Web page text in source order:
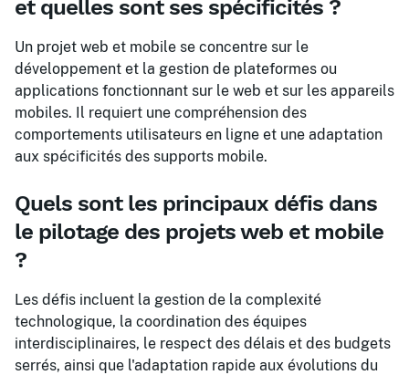
et quelles sont ses spécificités ?
Un projet web et mobile se concentre sur le
développement et la gestion de plateformes ou
applications fonctionnant sur le web et sur les appareils
mobiles. Il requiert une compréhension des
comportements utilisateurs en ligne et une adaptation
aux spécificités des supports mobile.
Quels sont les principaux défis dans
le pilotage des projets web et mobile
?
Les défis incluent la gestion de la complexité
technologique, la coordination des équipes
interdisciplinaires, le respect des délais et des budgets
serrés, ainsi que l'adaptation rapide aux évolutions du